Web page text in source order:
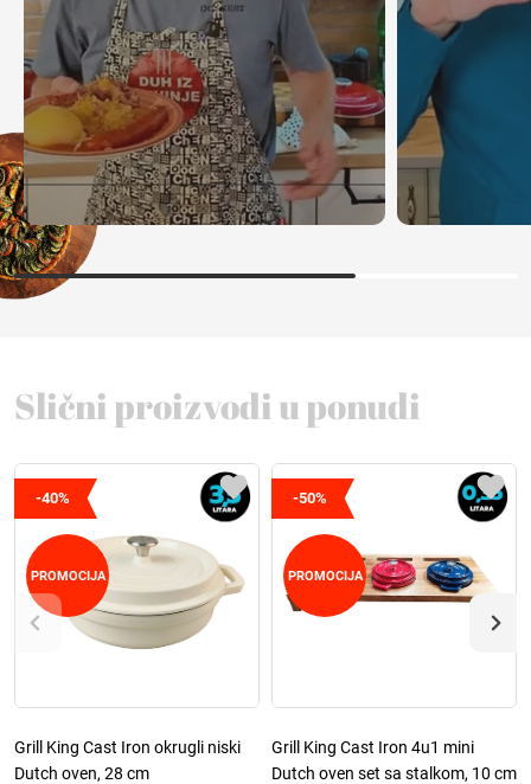
Slični proizvodi u ponudi
-40%
PROMOCIJA
Grill King Cast Iron okrugli niski
Dutch oven, 28 cm
-50%
PROMOCIJA
Grill King Cast Iron 4u1 mini
Dutch oven set sa stalkom, 10 cm